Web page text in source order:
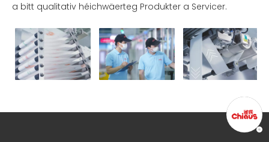
a bitt qualitativ héichwäerteg Produkter a Servicer.